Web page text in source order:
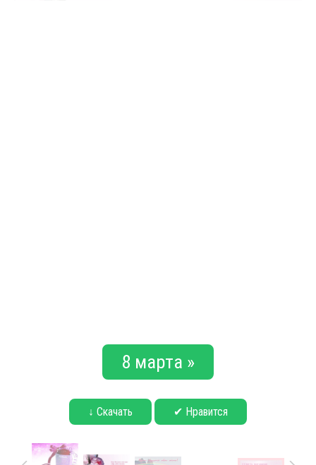
8 марта »
↓ Скачать ✔ Нравится